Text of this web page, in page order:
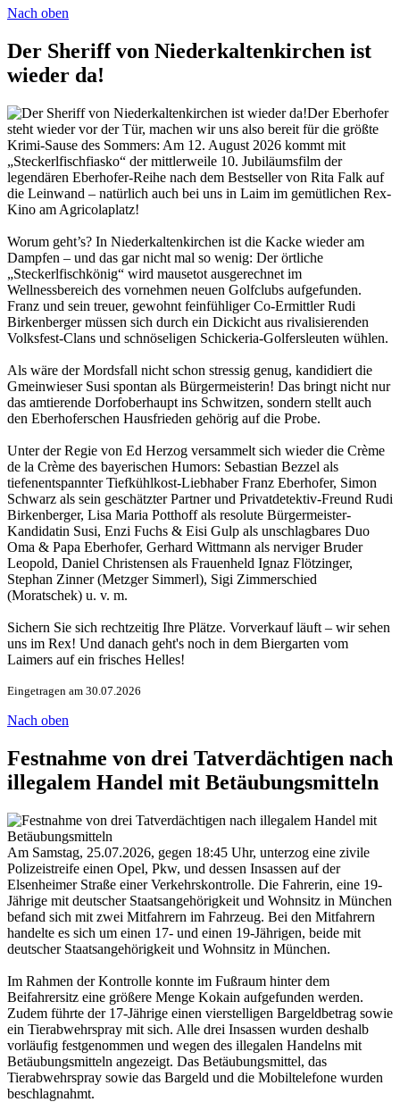
Nach oben
Der Sheriff von Niederkaltenkirchen ist
wieder da!
Der Eberhofer
steht wieder vor der Tür, machen wir uns also bereit für die größte
Krimi-Sause des Sommers: Am 12. August 2026 kommt mit
„Steckerlfischfiasko“ der mittlerweile 10. Jubiläumsfilm der
legendären Eberhofer-Reihe nach dem Bestseller von Rita Falk auf
die Leinwand – natürlich auch bei uns in Laim im gemütlichen Rex-
Kino am Agricolaplatz!
Worum geht’s? In Niederkaltenkirchen ist die Kacke wieder am
Dampfen – und das gar nicht mal so wenig: Der örtliche
„Steckerlfischkönig“ wird mausetot ausgerechnet im
Wellnessbereich des vornehmen neuen Golfclubs aufgefunden.
Franz und sein treuer, gewohnt feinfühliger Co-Ermittler Rudi
Birkenberger müssen sich durch ein Dickicht aus rivalisierenden
Volksfest-Clans und schnöseligen Schickeria-Golfersleuten wühlen.
Als wäre der Mordsfall nicht schon stressig genug, kandidiert die
Gmeinwieser Susi spontan als Bürgermeisterin! Das bringt nicht nur
das amtierende Dorfoberhaupt ins Schwitzen, sondern stellt auch
den Eberhoferschen Hausfrieden gehörig auf die Probe.
Unter der Regie von Ed Herzog versammelt sich wieder die Crème
de la Crème des bayerischen Humors: Sebastian Bezzel als
tiefenentspannter Tiefkühlkost-Liebhaber Franz Eberhofer, Simon
Schwarz als sein geschätzter Partner und Privatdetektiv-Freund Rudi
Birkenberger, Lisa Maria Potthoff als resolute Bürgermeister-
Kandidatin Susi, Enzi Fuchs & Eisi Gulp als unschlagbares Duo
Oma & Papa Eberhofer, Gerhard Wittmann als nerviger Bruder
Leopold, Daniel Christensen als Frauenheld Ignaz Flötzinger,
Stephan Zinner (Metzger Simmerl), Sigi Zimmerschied
(Moratschek) u. v. m.
Sichern Sie sich rechtzeitig Ihre Plätze. Vorverkauf läuft – wir sehen
uns im Rex! Und danach geht's noch in dem Biergarten vom
Laimers auf ein frisches Helles!
Eingetragen am 30.07.2026
Nach oben
Festnahme von drei Tatverdächtigen nach
illegalem Handel mit Betäubungsmitteln
Am Samstag, 25.07.2026, gegen 18:45 Uhr, unterzog eine zivile
Polizeistreife einen Opel, Pkw, und dessen Insassen auf der
Elsenheimer Straße einer Verkehrskontrolle. Die Fahrerin, eine 19-
Jährige mit deutscher Staatsangehörigkeit und Wohnsitz in München
befand sich mit zwei Mitfahrern im Fahrzeug. Bei den Mitfahrern
handelte es sich um einen 17- und einen 19-Jährigen, beide mit
deutscher Staatsangehörigkeit und Wohnsitz in München.
Im Rahmen der Kontrolle konnte im Fußraum hinter dem
Beifahrersitz eine größere Menge Kokain aufgefunden werden.
Zudem führte der 17-Jährige einen vierstelligen Bargeldbetrag sowie
ein Tierabwehrspray mit sich. Alle drei Insassen wurden deshalb
vorläufig festgenommen und wegen des illegalen Handelns mit
Betäubungsmitteln angezeigt. Das Betäubungsmittel, das
Tierabwehrspray sowie das Bargeld und die Mobiltelefone wurden
beschlagnahmt.